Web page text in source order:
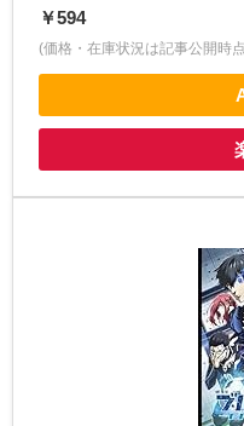
￥594
(価格・在庫状況は記事公開時